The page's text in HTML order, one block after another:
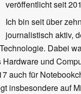
veröffentlichtseit
Ich bin seit über
journalistisch aktiv,
Dabei
Hardware und
auch für
insbesondere auf